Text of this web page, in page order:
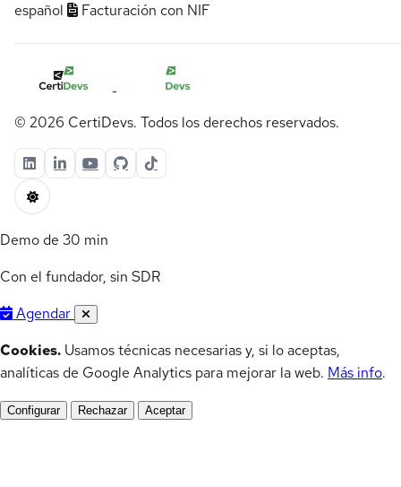
español
Facturación con NIF
© 2026 CertiDevs. Todos los derechos reservados.
Demo de 30 min
Con el fundador, sin SDR
Agendar
Cookies. Usamos técnicas necesarias y, si lo aceptas,
analíticas de Google Analytics para mejorar la web. Más info.
Configurar Rechazar Aceptar